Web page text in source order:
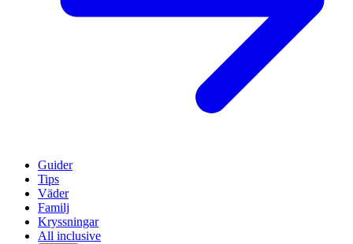
Guider
Tips
Väder
Familj
Kryssningar
All inclusive